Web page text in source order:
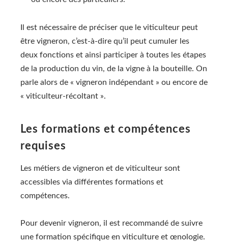
Il est nécessaire de préciser que le viticulteur peut
être vigneron, c’est-à-dire qu’il peut cumuler les
deux fonctions et ainsi participer à toutes les étapes
de la production du vin, de la vigne à la bouteille. On
parle alors de « vigneron indépendant » ou encore de
« viticulteur-récoltant ».
Les formations et compétences
requises
Les métiers de vigneron et de viticulteur sont
accessibles via différentes formations et
compétences.
Pour devenir vigneron, il est recommandé de suivre
une formation spécifique en viticulture et œnologie.